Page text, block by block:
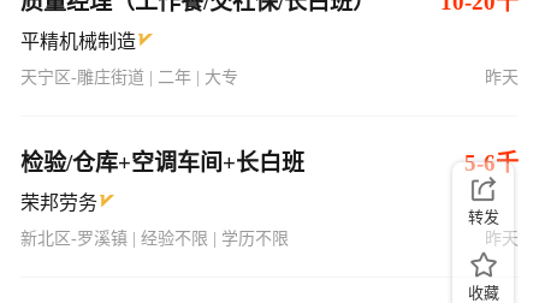
平精机械制造
天宁区-雕庄街道 | 二年 | 大专 昨天
检验/仓库+空调车间+长白班 5-6千
荣邦劳务
新北区-罗溪镇 | 经验不限 | 学历不限 昨天
转发
收藏